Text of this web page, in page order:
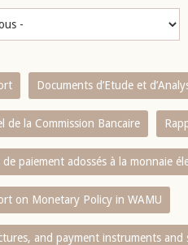
Documents d’Etude et
de la Commission Bancaire
paiement adossés à la monnaie
on Monetary Policy in WAMU
and payment instruments and